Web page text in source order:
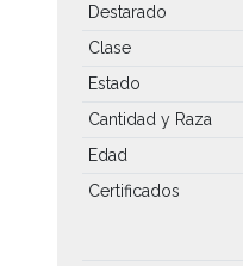
Destarado
Clase
Estado
Cantidad y Raza
Edad
Certificados